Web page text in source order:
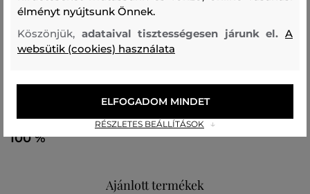
zsebek
100 %
Ajánlott termékek
élményt nyújtsunk Önnek.
Köszönjük, adataival tisztességesen járunk el.A
websütik (cookies) használata
RÉSZLETES BEÁLLÍTÁSOK
ELFOGADOM MINDET